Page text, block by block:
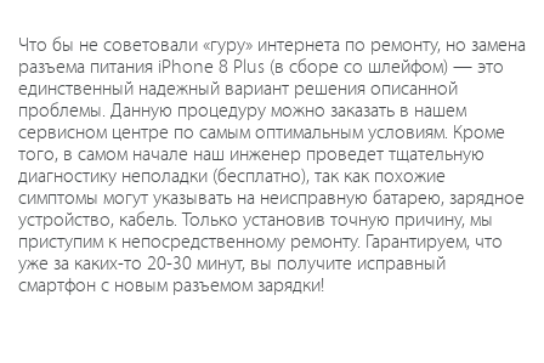
Что бы не советовали «гуру» интернета по ремонту, но замена
разъема питания iPhone 8 Plus (в сборе со шлейфом) — это
единственный надежный вариант решения описанной
проблемы. Данную процедуру можно заказать в нашем
сервисном центре по самым оптимальным условиям. Кроме
того, в самом начале наш инженер проведет тщательную
диагностику неполадки (бесплатно), так как похожие
симптомы могут указывать на неисправную батарею, зарядное
устройство, кабель. Только установив точную причину, мы
приступим к непосредственному ремонту. Гарантируем, что
уже за каких-то 20-30 минут, вы получите исправный
смартфон с новым разъемом зарядки!